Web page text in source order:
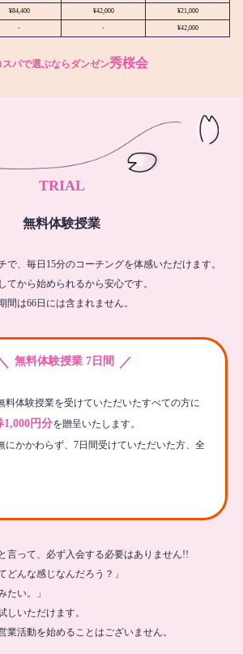
¥84,400 ¥42,000 ¥21,000
- - ¥42,000
パで選ぶならダンゼン秀桜会
TRIAL
無料体験授業
で、毎日15分のコーチングを体感いただけます。
てから始められるから安心です。
間は66日には含まれません。
無料体験授業 7日間 ／
料体験授業を受けていただいたすべての方に
1,000円分を贈呈いたします。
にかかわらず、7日間受けていただいた方、全
言って、必ず入会する必要はありません!!
どんな感じなんだろう？」
たい。」
しいただけます。
活動を始めることはございません。